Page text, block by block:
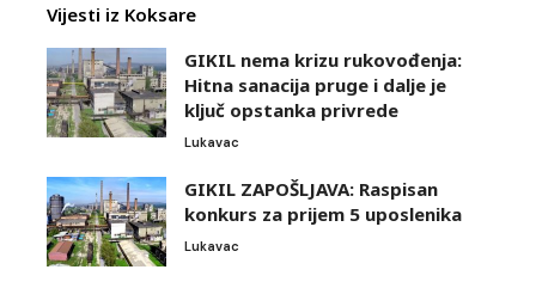
Vijesti iz Koksare
GIKIL nema krizu rukovođenja:
Hitna sanacija pruge i dalje je
ključ opstanka privrede
Lukavac
GIKIL ZAPOŠLJAVA: Raspisan
konkurs za prijem 5 uposlenika
Lukavac